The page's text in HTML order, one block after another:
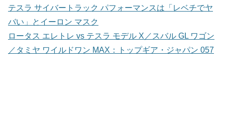
テスラ サイバートラック パフォーマンスは「レベチでヤ
バい」とイーロン マスク
ロータス エレトレ vs テスラ モデル X／スバル GL ワゴン
／タミヤ ワイルドワン MAX：トップギア・ジャパン 057